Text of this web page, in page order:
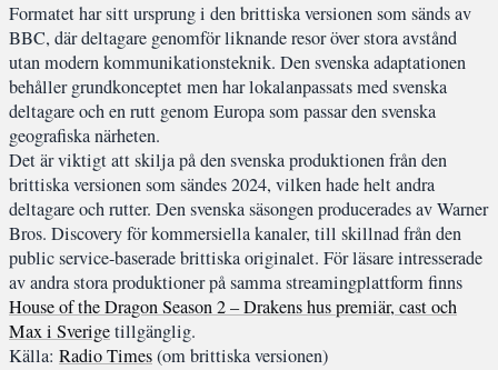
Formatet har sitt ursprung i den brittiska versionen som sänds av
BBC, där deltagare genomför liknande resor över stora avstånd
utan modern kommunikationsteknik. Den svenska adaptationen
behåller grundkonceptet men har lokalanpassats med svenska
deltagare och en rutt genom Europa som passar den svenska
geografiska närheten.
Det är viktigt att skilja på den svenska produktionen från den
brittiska versionen som sändes 2024, vilken hade helt andra
deltagare och rutter. Den svenska säsongen producerades av Warner
Bros. Discovery för kommersiella kanaler, till skillnad från den
public service-baserade brittiska originalet. För läsare intresserade
av andra stora produktioner på samma streamingplattform finns
House of the Dragon Season 2 – Drakens hus premiär, cast och
Max i Sverigetillgänglig.
Källa: Radio Times(om brittiska versionen)